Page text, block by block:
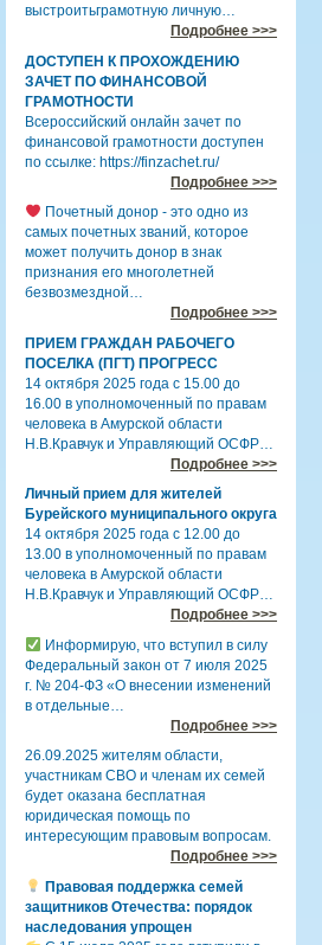
выстроитьграмотную личную…
Подробнее >>>
ДОСТУПЕН К ПРОХОЖДЕНИЮ
ЗАЧЕТ ПО ФИНАНСОВОЙ
ГРАМОТНОСТИ
Всероссийский онлайн зачет по
финансовой грамотности доступен
по ссылке: https://finzachet.ru/
Подробнее >>>
Почетный донор - это одно из
самых почетных званий, которое
может получить донор в знак
признания его многолетней
безвозмездной…
Подробнее >>>
ПРИЕМ ГРАЖДАН РАБОЧЕГО
ПОСЕЛКА (ПГТ) ПРОГРЕСС
14 октября 2025 года с 15.00 до
16.00 в уполномоченный по правам
человека в Амурской области
Н.В.Кравчук и Управляющий ОСФР…
Подробнее >>>
Личный прием для жителей
Бурейского муниципального округа
14 октября 2025 года с 12.00 до
13.00 в уполномоченный по правам
человека в Амурской области
Н.В.Кравчук и Управляющий ОСФР…
Подробнее >>>
Информирую, что вступил в силу
Федеральный закон от 7 июля 2025
г. № 204-ФЗ «О внесении изменений
в отдельные…
Подробнее >>>
26.09.2025 жителям области,
участникам СВО и членам их семей
будет оказана бесплатная
юридическая помощь по
интересующим правовым вопросам.
Подробнее >>>
Правовая поддержка семей
защитников Отечества: порядок
наследования упрощен